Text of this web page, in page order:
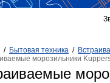
/ Бытовая техника /
морозильники